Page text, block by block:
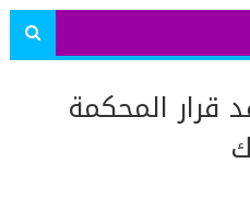
قرار المحكمة